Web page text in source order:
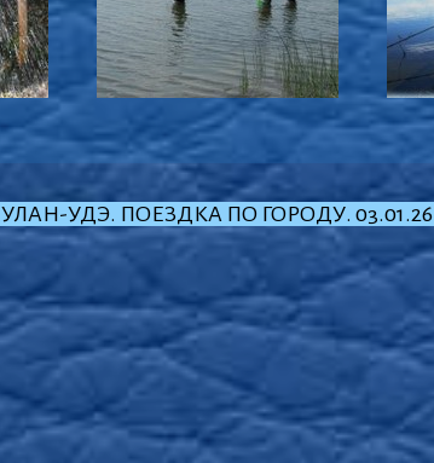
УЛАН-УДЭ. ПОЕЗДКА ПО ГОРОДУ. 03.01.26